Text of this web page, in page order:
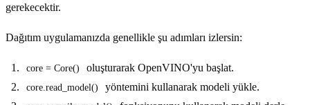
gerekecektir.
Dağıtım uygulamanızda genellikle şu adımları izlersin:
core = Core() oluşturarak OpenVINO'yu başlat.
core.read_model() yöntemini kullanarak modeli yükle.